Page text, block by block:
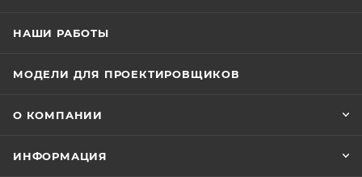
НАШИ РАБОТЫ
МОДЕЛИ ДЛЯ ПРОЕКТИРОВЩИКОВ
О КОМПАНИИ
ИНФОРМАЦИЯ